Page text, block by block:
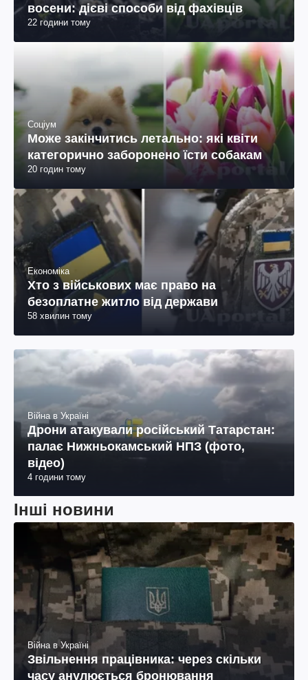
восени: дієві способи від фахівців
22 години тому
Соціум
Може закінчитись летально: які квіти
категорично заборонено їсти собакам
20 годин тому
Економіка
Хто з військових має право на
безоплатне житло від держави
58 хвилин тому
Війна в Україні
Дрони атакували російський Татарстан:
палає Нижньокамський НПЗ (фото,
відео)
4 години тому
Інші новини
Війна в Україні
Звільнення працівника: через скільки
часу анулюється бронювання